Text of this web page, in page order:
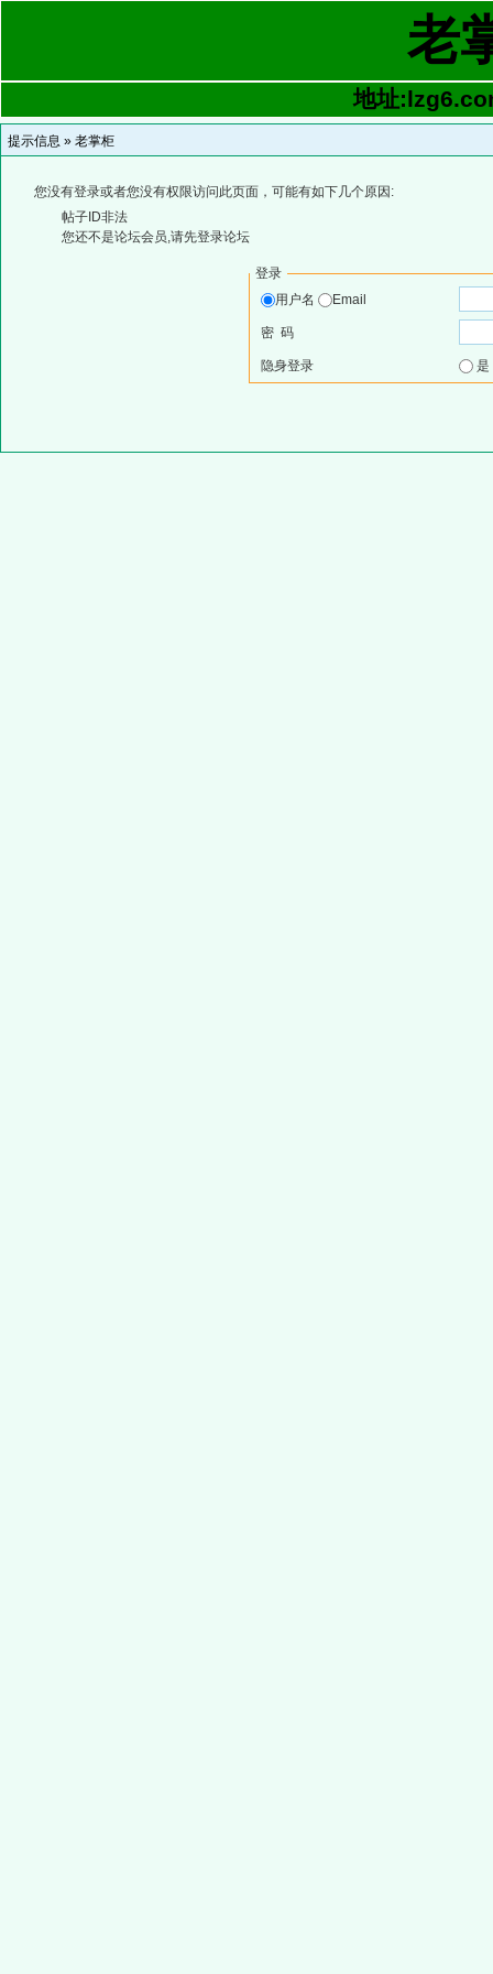
老
地址
提示信息 » 老掌柜
您没有登录或者您没有权限访问此页面，可能有如下几个原因:
帖子ID非法
您还不是论坛会员,请先登录论坛
登录
用户名
Email
密 码
隐身登录